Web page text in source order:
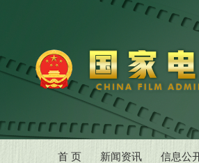
首 页 新闻资讯 信息公